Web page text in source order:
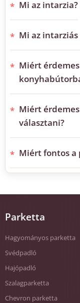
Mi az intarzia?
Mi az
Miért
Miért
választani?
Miért fontos a
Parketta
Hagyományos parketta
Svédpadló
Hajópadló
Szalagparketta
Chevron parketta